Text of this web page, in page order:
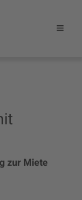
zur Miete